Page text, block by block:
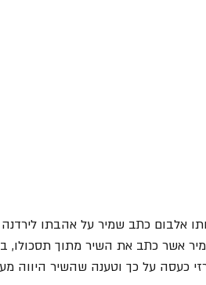
אלבום כתב שמיר על אהבתו
אשר כתב את השיר מתוך תסכולו,
כעסה על כך וטענה שהשיר היווה